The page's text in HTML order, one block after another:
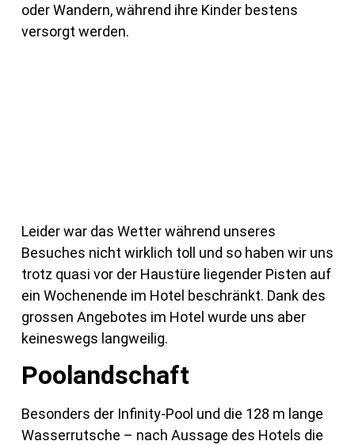
oder Wandern, während ihre Kinder bestens
versorgt werden.
Leider war das Wetter während unseres
Besuches nicht wirklich toll und so haben wir uns
trotz quasi vor der Haustüre liegender Pisten auf
ein Wochenende im Hotel beschränkt. Dank des
grossen Angebotes im Hotel wurde uns aber
keineswegs langweilig.
Poolandschaft
Besonders der Infinity-Pool und die 128 m lange
Wasserrutsche – nach Aussage des Hotels die